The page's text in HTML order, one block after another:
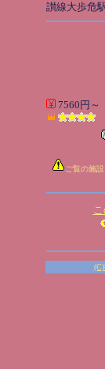
讃線大歩危
7560円～
ご覧の施